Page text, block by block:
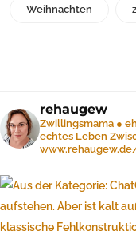
Weihnachten
rehaugew
Zwillingsmama ●
echtes Leben